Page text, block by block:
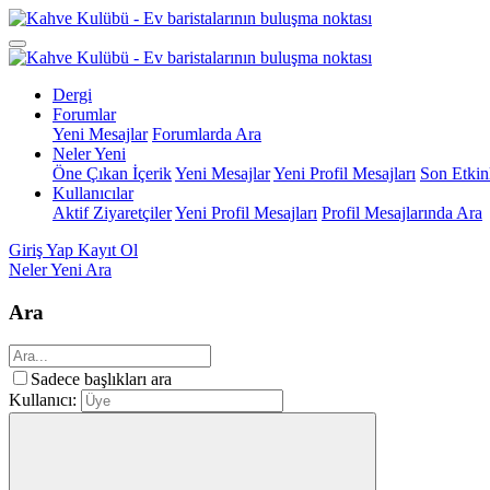
Dergi
Forumlar
Yeni Mesajlar Forumlarda Ara
Neler Yeni
Öne Çıkan İçerikYeni MesajlarYeni Profil Mesajları Son
Kullanıcılar
Aktif ZiyaretçilerYeni Profil Mesajları Profil Mesajlarında Ara
Giriş Yap Kayıt Ol
Neler Yeni Ara
Ara
Sadece başlıkları ara
Kullanıcı: